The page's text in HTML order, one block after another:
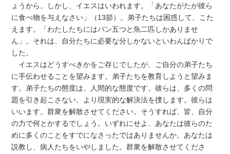
ょうから。しかし、イエスはいわれます。「あなたがたが彼ら
に食べ物を与えなさい」（13節）。弟子たちは困惑して、こた
えます。「わたしたちにはパン五つと魚二匹しかありませ
ん」。それは、自分たちに必要な分しかないといわんばかりで
した。
イエスはどうすべきかをご存じでしたが、ご自分の弟子たち
に手伝わせることを望みます。弟子たちを教育しようと望みま
す。弟子たちの態度は、人間的な態度です。彼らは、多くの問
題を引き起こさない、より現実的な解決法を捜します。彼らは
いいます。群衆を解散させてください。そうすれば、皆、自分
の力で何とかするでしょう。いずれにせよ、あなたは彼らのた
めに多くのことをすでになさったではありませんか。あなたは
説教し、病人たちをいやしました。群衆を解散させてくださ